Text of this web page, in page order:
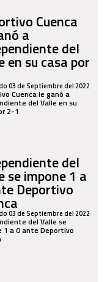
Cuenca
a
del
en su casa por
03 de Septiembre del 2022
Cuenca le ganó a
del Valle en su
2-1
del
se impone 1 a
Deportivo
03 de Septiembre del 2022
del Valle se
1 a 0 ante Deportivo